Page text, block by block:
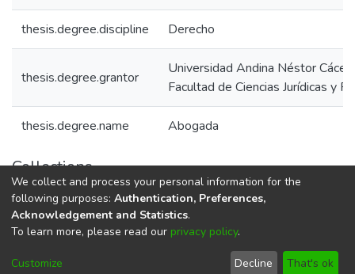
thesis.degree.discipline Derecho
thesis.degree.grantor
Universidad Andina Néstor
Facultad de Ciencias Jurídicas y
thesis.degree.name Abogada
Collections
E.P. Derecho
DSpace softwarecopyright © 2002-2026
Cookie
End User
Send
We collect and process your personal information for the
following purposes: Authentication, Preferences,
Acknowledgement and Statistics.
To learn more, please read our privacy policy.
Customize Decline That's ok